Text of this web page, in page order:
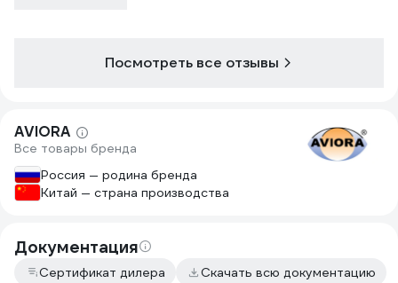
Посмотреть все отзывы
AVIORA
Все товары бренда
Россия — родина бренда
Китай — страна производства
Документация
Сертификат дилера Скачать всю документацию